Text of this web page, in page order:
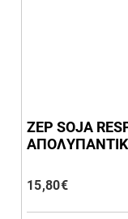
ZEP SOJA
15,80€